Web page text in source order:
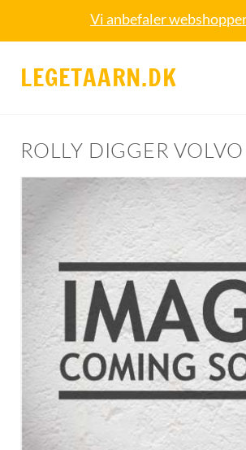
Vi anbefaler
LEGETAARN.DK
ROLLY DIGGER VOLVO